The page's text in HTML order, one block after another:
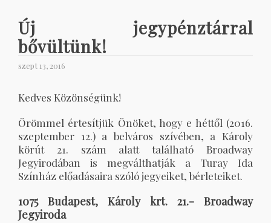
Új jegypénztárral
bővültünk!
szept 13, 2016
Kedves Közönségünk!
Örömmel értesítjük Önöket, hogy e héttől (2016.
szeptember 12.) a belváros szívében, a Károly
körút 21. szám alatt található Broadway
Jegyirodában is megválthatják a Turay Ida
Színház előadásaira szóló jegyeiket, bérleteiket.
1075 Budapest, Károly krt. 21.- Broadway
Jegyiroda